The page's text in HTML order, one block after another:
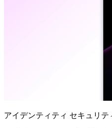
アイデンティティ セキュリテ